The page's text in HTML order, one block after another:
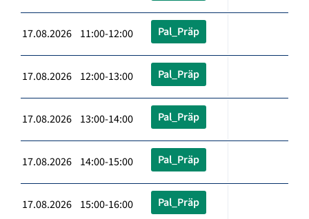
17.08.2026 11:00-12:00 Pal_Präp
17.08.2026 12:00-13:00 Pal_Präp
17.08.2026 13:00-14:00 Pal_Präp
17.08.2026 14:00-15:00 Pal_Präp
17.08.2026 15:00-16:00 Pal_Präp